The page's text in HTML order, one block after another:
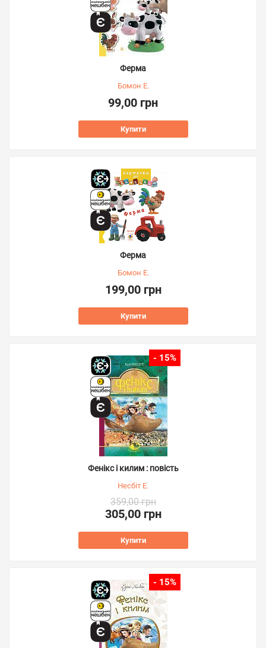
Ферма
Бомон Е.
99,00 грн
Купити
Ферма
Бомон Е.
199,00 грн
Купити
- 15%
Фенікс і килим : повість
Несбіт Е.
359,00 грн
305,00 грн
Купити
- 15%